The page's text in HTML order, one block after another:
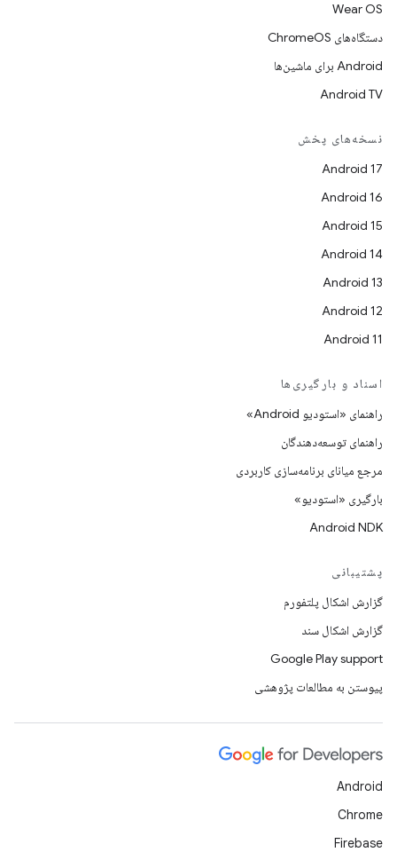
Wear OS
دستگاه‌های ChromeOS
Android برای ماشین‌ها
Android TV
نسخه‌های پخش
Android 17
Android 16
Android 15
Android 14
Android 13
Android 12
Android 11
اسناد و بارگیری‌ها
راهنمای «استودیو Android»
راهنمای توسعه‌دهندگان
مرجع میانای برنامه‌سازی کاربردی
بارگیری «استودیو»
Android NDK
پشتیبانی
گزارش اشکال پلتفورم
گزارش اشکال سند
Google Play support
پیوستن به مطالعات پژوهشی
Android
Chrome
Firebase